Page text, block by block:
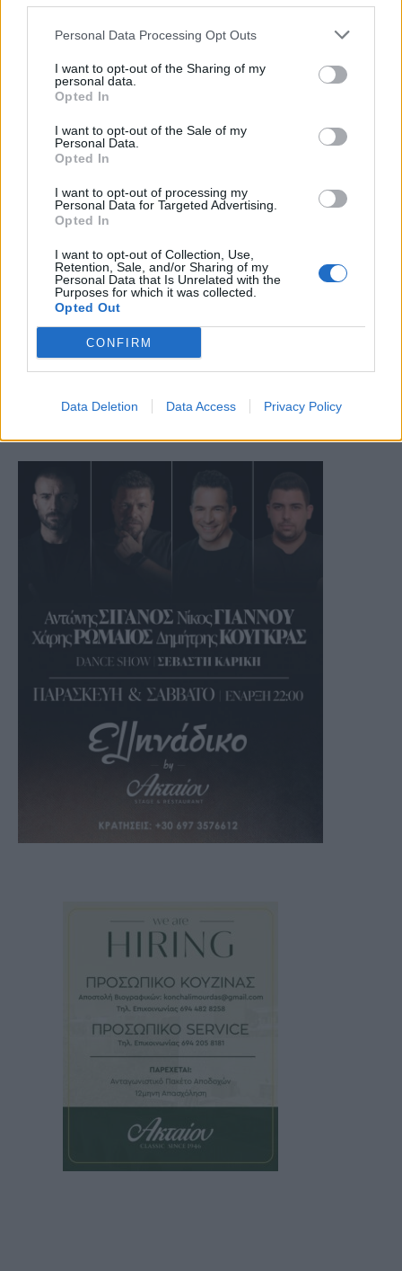
Personal Data Processing Opt Outs
I want to opt-out of the Sharing of my
personal data.
Opted In
I want to opt-out of the Sale of my
Personal Data.
Opted In
I want to opt-out of processing my
Personal Data for Targeted Advertising.
Opted In
I want to opt-out of Collection, Use,
Retention, Sale, and/or Sharing of my
Personal Data that Is Unrelated with the
Purposes for which it was collected.
Opted Out
CONFIRM
Data Deletion Data Access Privacy Policy